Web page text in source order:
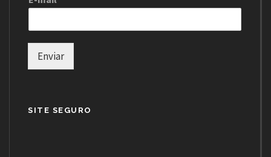
Enviar
SITE SEGURO